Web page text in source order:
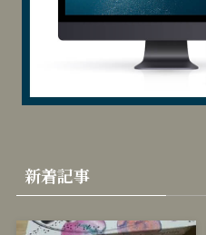
新着記事